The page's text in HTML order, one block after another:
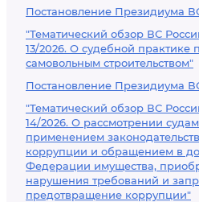
Постановление Президиума
"Тематический обзор ВС
13/2026. О судебной практике
самовольным строительством"
Постановление Президиума
"Тематический обзор ВС
14/2026. О рассмотрении
применением
коррупции и обращением в
Федерации имущества,
нарушения требований и
предотвращение коррупции"